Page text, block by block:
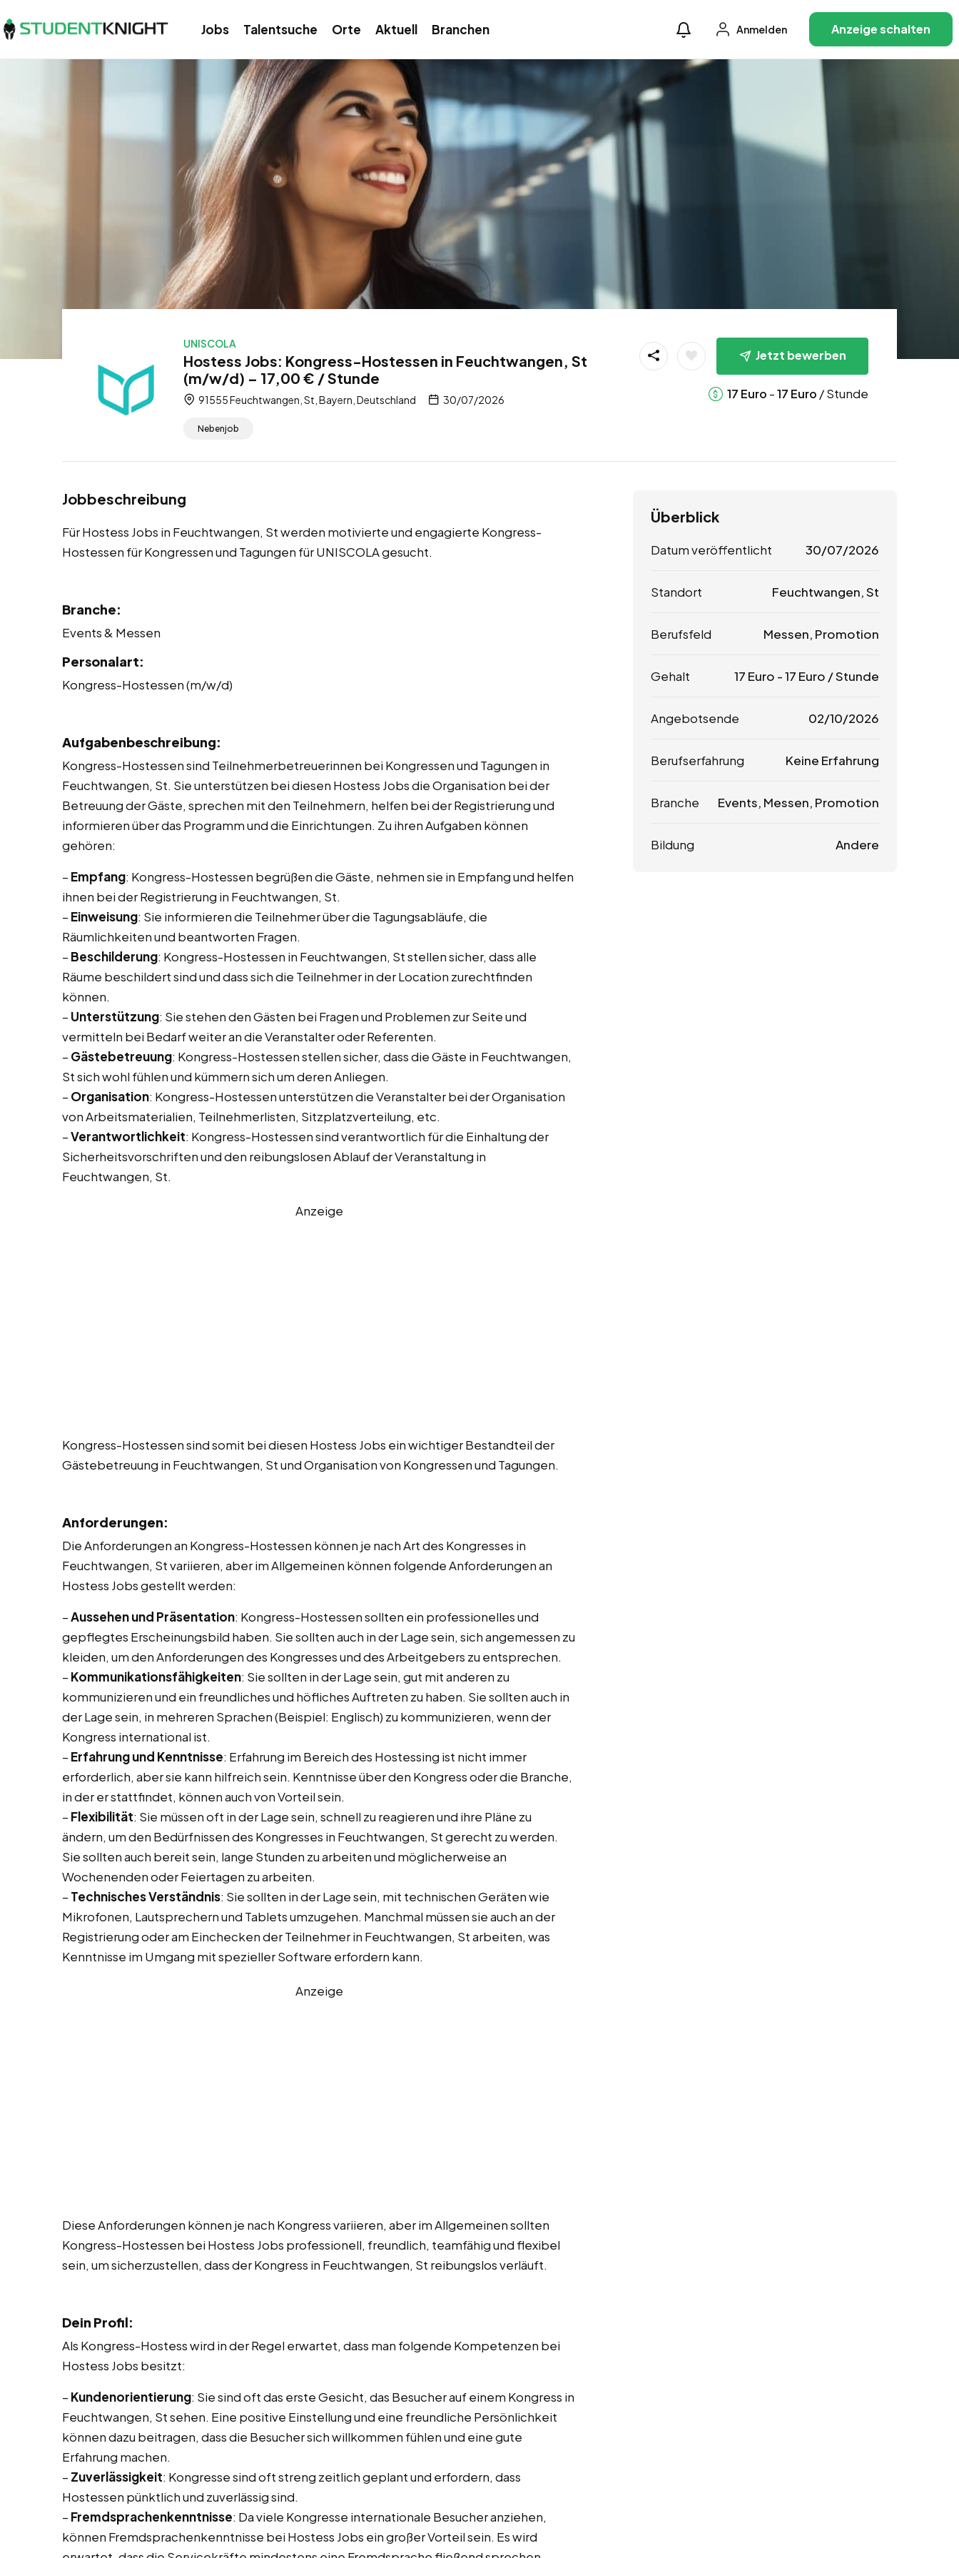
Jobs Talentsuche Orte Aktuell Branchen Anmelden Anzeige schalten
UNISCOLA
Hostess Jobs: Kongress-Hostessen in Feuchtwangen, St
(m/w/d) – 17,00 € / Stunde
91555 Feuchtwangen, St, Bayern, Deutschland 30/07/2026
Nebenjob
Jetzt bewerben
17 Euro -17 Euro / Stunde
Jobbeschreibung
Für Hostess Jobs in Feuchtwangen, St werden motivierte und engagierte Kongress-
Hostessen für Kongressen und Tagungen für UNISCOLA gesucht.
Branche:
Events & Messen
Personalart:
Kongress-Hostessen (m/w/d)
Aufgabenbeschreibung:
Kongress-Hostessen sind Teilnehmerbetreuerinnen bei Kongressen und Tagungen in
Feuchtwangen, St. Sie unterstützen bei diesen Hostess Jobs die Organisation bei der
Betreuung der Gäste, sprechen mit den Teilnehmern, helfen bei der Registrierung und
informieren über das Programm und die Einrichtungen. Zu ihren Aufgaben können
gehören:
– Empfang: Kongress-Hostessen begrüßen die Gäste, nehmen sie in Empfang und helfen
ihnen bei der Registrierung in Feuchtwangen, St.
– Einweisung: Sie informieren die Teilnehmer über die Tagungsabläufe, die
Räumlichkeiten und beantworten Fragen.
– Beschilderung: Kongress-Hostessen in Feuchtwangen, St stellen sicher, dass alle
Räume beschildert sind und dass sich die Teilnehmer in der Location zurechtfinden
können.
– Unterstützung: Sie stehen den Gästen bei Fragen und Problemen zur Seite und
vermitteln bei Bedarf weiter an die Veranstalter oder Referenten.
– Gästebetreuung: Kongress-Hostessen stellen sicher, dass die Gäste in Feuchtwangen,
St sich wohl fühlen und kümmern sich um deren Anliegen.
– Organisation: Kongress-Hostessen unterstützen die Veranstalter bei der Organisation
von Arbeitsmaterialien, Teilnehmerlisten, Sitzplatzverteilung, etc.
–Verantwortlichkeit: Kongress-Hostessen sind verantwortlich für die Einhaltung der
Sicherheitsvorschriften und den reibungslosen Ablauf der Veranstaltung in
Feuchtwangen, St.
Anzeige
Kongress-Hostessen sind somit bei diesen Hostess Jobs ein wichtiger Bestandteil der
Gästebetreuung in Feuchtwangen, St und Organisation von Kongressen und Tagungen.
Anforderungen:
Die Anforderungen an Kongress-Hostessen können je nach Art des Kongresses in
Feuchtwangen, St variieren, aber im Allgemeinen können folgende Anforderungen an
Hostess Jobs gestellt werden:
–Aussehen und Präsentation: Kongress-Hostessen sollten ein professionelles und
gepflegtes Erscheinungsbild haben. Sie sollten auch in der Lage sein, sich angemessen zu
kleiden, um den Anforderungen des Kongresses und des Arbeitgebers zu entsprechen.
– Kommunikationsfähigkeiten: Sie sollten in der Lage sein, gut mit anderen zu
kommunizieren und ein freundliches und höfliches Auftreten zu haben. Sie sollten auch in
der Lage sein, in mehreren Sprachen (Beispiel: Englisch) zu kommunizieren, wenn der
Kongress international ist.
– Erfahrung und Kenntnisse: Erfahrung im Bereich des Hostessing ist nicht immer
erforderlich, aber sie kann hilfreich sein. Kenntnisse über den Kongress oder die Branche,
in der er stattfindet, können auch von Vorteil sein.
– Flexibilität: Sie müssen oft in der Lage sein, schnell zu reagieren und ihre Pläne zu
ändern, um den Bedürfnissen des Kongresses in Feuchtwangen, St gerecht zu werden.
Sie sollten auch bereit sein, lange Stunden zu arbeiten und möglicherweise an
Wochenenden oder Feiertagen zu arbeiten.
– Technisches Verständnis: Sie sollten in der Lage sein, mit technischen Geräten wie
Mikrofonen, Lautsprechern und Tablets umzugehen. Manchmal müssen sie auch an der
Registrierung oder am Einchecken der Teilnehmer in Feuchtwangen, St arbeiten, was
Kenntnisse im Umgang mit spezieller Software erfordern kann.
Anzeige
Diese Anforderungen können je nach Kongress variieren, aber im Allgemeinen sollten
Kongress-Hostessen bei Hostess Jobs professionell, freundlich, teamfähig und flexibel
sein, um sicherzustellen, dass der Kongress in Feuchtwangen, St reibungslos verläuft.
Dein Profil:
Als Kongress-Hostess wird in der Regel erwartet, dass man folgende Kompetenzen bei
Hostess Jobs besitzt:
– Kundenorientierung: Sie sind oft das erste Gesicht, das Besucher auf einem Kongress in
Feuchtwangen, St sehen. Eine positive Einstellung und eine freundliche Persönlichkeit
können dazu beitragen, dass die Besucher sich willkommen fühlen und eine gute
Erfahrung machen.
– Zuverlässigkeit: Kongresse sind oft streng zeitlich geplant und erfordern, dass
Hostessen pünktlich und zuverlässig sind.
– Fremdsprachenkenntnisse: Da viele Kongresse internationale Besucher anziehen,
können Fremdsprachenkenntnisse bei Hostess Jobs ein großer Vorteil sein. Es wird
Überblick
Datum veröffentlicht 30/07/2026
Standort Feuchtwangen, St
Berufsfeld Messen, Promotion
Gehalt 17 Euro -17 Euro / Stunde
Angebotsende 02/10/2026
Berufserfahrung Keine Erfahrung
Branche Events, Messen, Promotion
Bildung Andere